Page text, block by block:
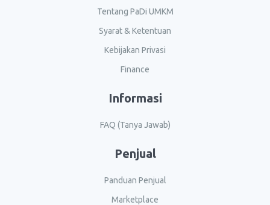
Tentang PaDi UMKM
Syarat & Ketentuan
Kebijakan Privasi
Finance
Informasi
FAQ (Tanya Jawab)
Penjual
Panduan Penjual
Marketplace